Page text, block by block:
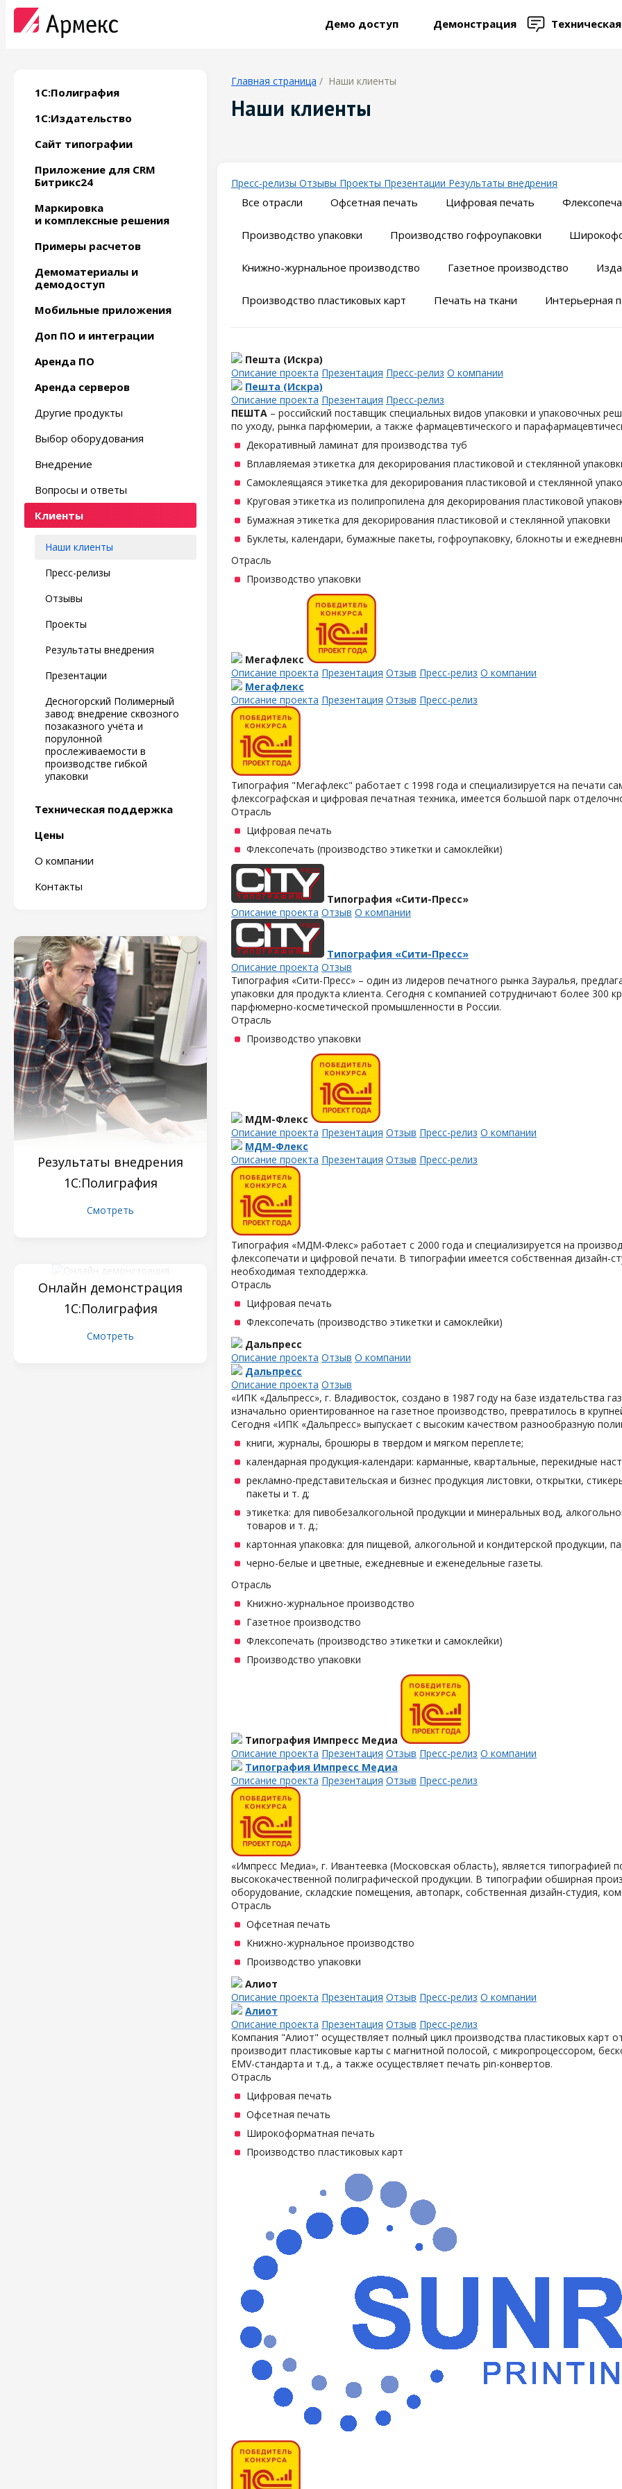
Демо доступ Демонстрация
1С:Полиграфия
1С:Издательство
Сайт типографии
Приложение для CRM
Битрикс24
Маркировка
и комплексные решения
Примеры расчетов
Демоматериалы и
демодоступ
Мобильные приложения
Доп ПО и интеграции
Аренда ПО
Аренда серверов
Другие продукты
Выбор оборудования
Внедрение
Вопросы и ответы
Клиенты
Наши клиенты
Пресс-релизы
Отзывы
Проекты
Результаты внедрения
Презентации
Десногорский Полимерный
завод: внедрение сквозного
позаказного учёта и
порулонной
прослеживаемости в
производстве гибкой
упаковки
Техническая поддержка
Цены
О компании
Контакты
Результаты внедрения
1С:Полиграфия
Смотреть
Онлайн демонстрация
1С:Полиграфия
Смотреть
Главная страница / Наши клиенты
Наши клиенты
Пресс-релизы Отзывы Проекты Презентации Результаты внедрения
Все отрасли Офсетная печать Цифровая печать
Производство упаковки Производство гофроупаковки
Книжно-журнальное производство Газетное производство
Производство пластиковых карт Печать на ткани Интерьерная
Пешта (Искра)
Описание проекта Презентация Пресс-релиз О компании
Пешта (Искра)
Описание проекта Презентация Пресс-релиз
ПЕШТА – российский поставщик специальных видов упаковки и упаковочных
по уходу, рынка парфюмерии, а также фармацевтического и
Декоративный ламинат для производства туб
Вплавляемая этикетка для декорирования пластиковой и стеклянной
Самоклеящаяся этикетка для декорирования пластиковой и стеклянной
Круговая этикетка из полипропилена для декорирования пластиковой
Бумажная этикетка для декорирования пластиковой и стеклянной упаковки
Буклеты, календари, бумажные пакеты, гофроупаковку, блокноты и
Отрасль
Производство упаковки
Мегафлекс
Описание проекта Презентация Отзыв Пресс-релиз О компании
Мегафлекс
Описание проекта Презентация Отзыв Пресс-релиз
Типография "Мегафлекс" работает с 1998 года и специализируется на печати
флексографская и цифровая печатная техника, имеется большой парк
Отрасль
Цифровая печать
Флексопечать (производство этикетки и самоклейки)
Типография «Сити-Пресс»
Описание проекта Отзыв О компании
Типография «Сити-Пресс»
Описание проекта Отзыв
Типография «Сити-Пресс» – один из лидеров печатного рынка Зауралья,
упаковки для продукта клиента. Сегодня с компанией сотрудничают более 300
парфюмерно-косметической промышленности в России.
Отрасль
Производство упаковки
МДМ-Флекс
Описание проекта Презентация Отзыв Пресс-релиз О компании
МДМ-Флекс
Описание проекта Презентация Отзыв Пресс-релиз
Типография «МДМ-Флекс» работает с 2000 года и специализируется на
флексопечати и цифровой печати. В типографии имеется собственная дизайн-
необходимая техподдержка.
Отрасль
Цифровая печать
Флексопечать (производство этикетки и самоклейки)
Дальпресс
Описание проекта Отзыв О компании
Дальпресс
Описание проекта Отзыв
«ИПК «Дальпресс», г. Владивосток, создано в 1987 году на базе издательства
изначально ориентированное на газетное производство, превратилось в
Сегодня «ИПК «Дальпресс» выпускает с высоким качеством разнообразную
книги, журналы, брошюры в твердом и мягком переплете;
календарная продукция-календари: карманные, квартальные, перекидные
рекламно-представительская и бизнес продукция листовки, открытки,
пакеты и т. д;
этикетка: для пивобезалкогольной продукции и минеральных вод,
товаров и т. д.;
картонная упаковка: для пищевой, алкогольной и кондитерской
черно-белые и цветные, ежедневные и еженедельные газеты.
Отрасль
Книжно-журнальное производство
Газетное производство
Флексопечать (производство этикетки и самоклейки)
Производство упаковки
Типография Импресс Медиа
Описание проекта Презентация Отзыв Пресс-релиз О компании
Типография Импресс Медиа
Описание проекта Презентация Отзыв Пресс-релиз
«Импресс Медиа», г. Ивантеевка (Московская область), является типографией
высококачественной полиграфической продукции. В типографии обширная
оборудование, складские помещения, автопарк, собственная дизайн-студия,
Отрасль
Офсетная печать
Книжно-журнальное производство
Производство упаковки
Алиот
Описание проекта Презентация Отзыв Пресс-релиз О компании
Алиот
Описание проекта Презентация Отзыв Пресс-релиз
Компания "Алиот" осуществляет полный цикл производства пластиковых карт
производит пластиковые карты с магнитной полосой, с микропроцессором,
EMV-стандарта и т.д., а также осуществляет печать pin-конвертов.
Отрасль
Цифровая печать
Офсетная печать
Широкоформатная печать
Производство пластиковых карт